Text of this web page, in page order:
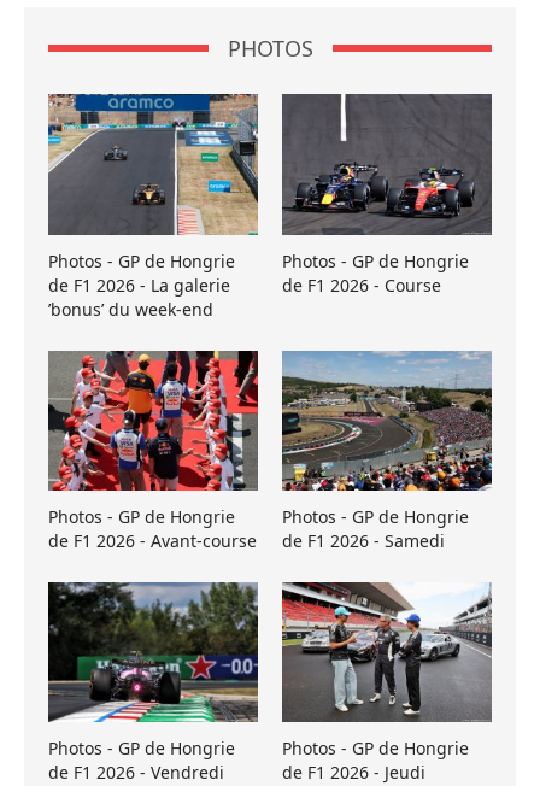
PHOTOS
Photos - GP de Hongrie
de F1 2026 - La galerie
’bonus’ du week-end
Photos - GP de Hongrie
de F1 2026 - Course
Photos - GP de Hongrie
de F1 2026 - Avant-course
Photos - GP de Hongrie
de F1 2026 - Samedi
Photos - GP de Hongrie
de F1 2026 - Vendredi
Photos - GP de Hongrie
de F1 2026 - Jeudi